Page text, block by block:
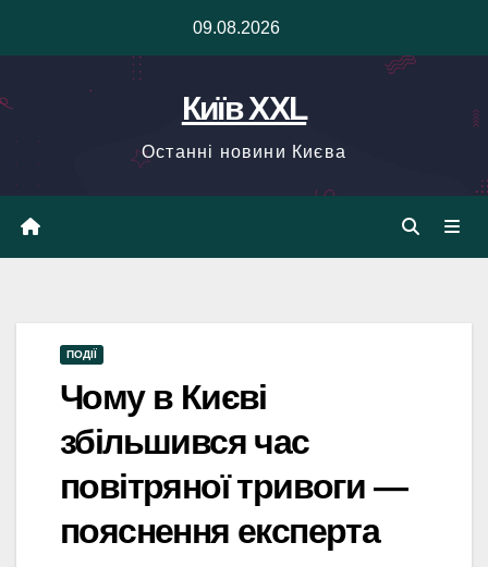
09.08.2026
Київ XXL
Останні новини Києва
ПОДІЇ
Чому в Києві
збільшився час
повітряної тривоги —
пояснення експерта